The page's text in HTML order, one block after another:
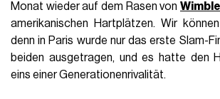
Monat wieder auf dem Rasen von
amerikanischen Hartplätzen. Wir
denn in Paris wurde nur das erste Slam-
beiden ausgetragen, und es hatte den
eins einer Generationenrivalität.